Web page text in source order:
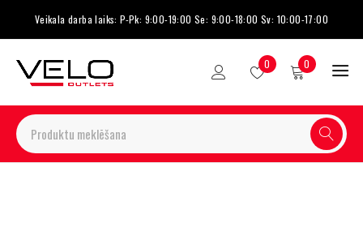
Veikala darba laiks: P-Pk: 9:00-19:00 Se: 9:00-18:00 Sv: 10:00-17:00
0 0